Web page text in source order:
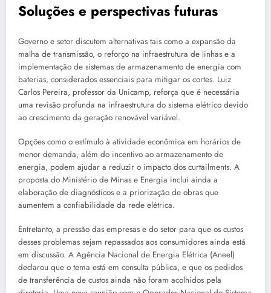
Soluções e perspectivas futuras
Governo e setor discutem alternativas tais como a expansão da
malha de transmissão, o reforço na infraestrutura de linhas e a
implementação de sistemas de armazenamento de energia com
baterias, considerados essenciais para mitigar os cortes. Luiz
Carlos Pereira, professor da Unicamp, reforça que é necessária
uma revisão profunda na infraestrutura do sistema elétrico devido
ao crescimento da geração renovável variável.
Opções como o estímulo à atividade econômica em horários de
menor demanda, além do incentivo ao armazenamento de
energia, podem ajudar a reduzir o impacto dos curtailments. A
proposta do Ministério de Minas e Energia inclui ainda a
elaboração de diagnósticos e a priorização de obras que
aumentem a confiabilidade da rede elétrica.
Entretanto, a pressão das empresas e do setor para que os custos
desses problemas sejam repassados aos consumidores ainda está
em discussão. A Agência Nacional de Energia Elétrica (Aneel)
declarou que o tema está em consulta pública, e que os pedidos
de transferência de custos ainda não foram acolhidos pela